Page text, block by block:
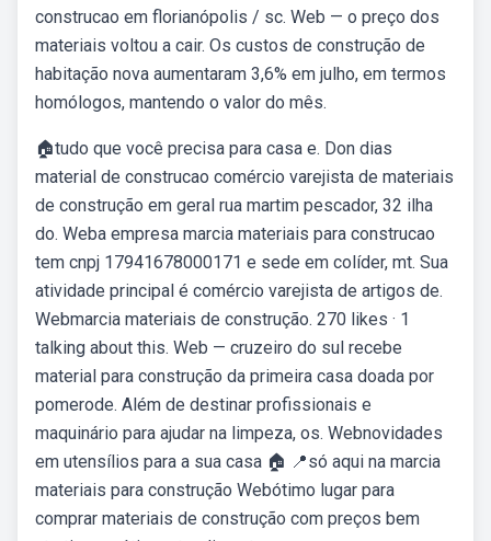
construcao em florianópolis / sc. Web — o preço dos
materiais voltou a cair. Os custos de construção de
habitação nova aumentaram 3,6% em julho, em termos
homólogos, mantendo o valor do mês.
🏠tudo que você precisa para casa e. Don dias
material de construcao comércio varejista de materiais
de construção em geral rua martim pescador, 32 ilha
do. Weba empresa marcia materiais para construcao
tem cnpj 17941678000171 e sede em colíder, mt. Sua
atividade principal é comércio varejista de artigos de.
Webmarcia materiais de construção. 270 likes · 1
talking about this. Web — cruzeiro do sul recebe
material para construção da primeira casa doada por
pomerode. Além de destinar profissionais e
maquinário para ajudar na limpeza, os. Webnovidades
em utensílios para a sua casa 🏠 📍só aqui na marcia
materiais para construção Webótimo lugar para
comprar materiais de construção com preços bem